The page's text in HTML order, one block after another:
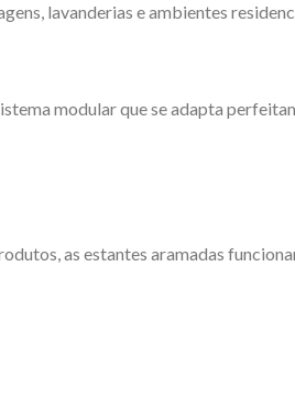
lavanderias e ambientes
modular que se adapta
as estantes aramadas